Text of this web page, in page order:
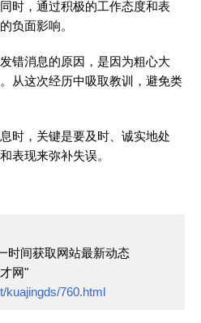
时，通过积极的工作态度和表
负面影响。
错消息的原因，是因为粗心大
从这次经历中吸取教训，避免类
时，关键是要及时、诚实地处
表现来弥补失误。
时间获取网站最新动态
网"
kuajingds/760.html